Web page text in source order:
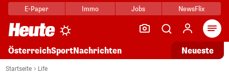
E-Paper Immo Jobs NewsFlix
ÖsterreichSportNachrichten Neueste
Startseite Life